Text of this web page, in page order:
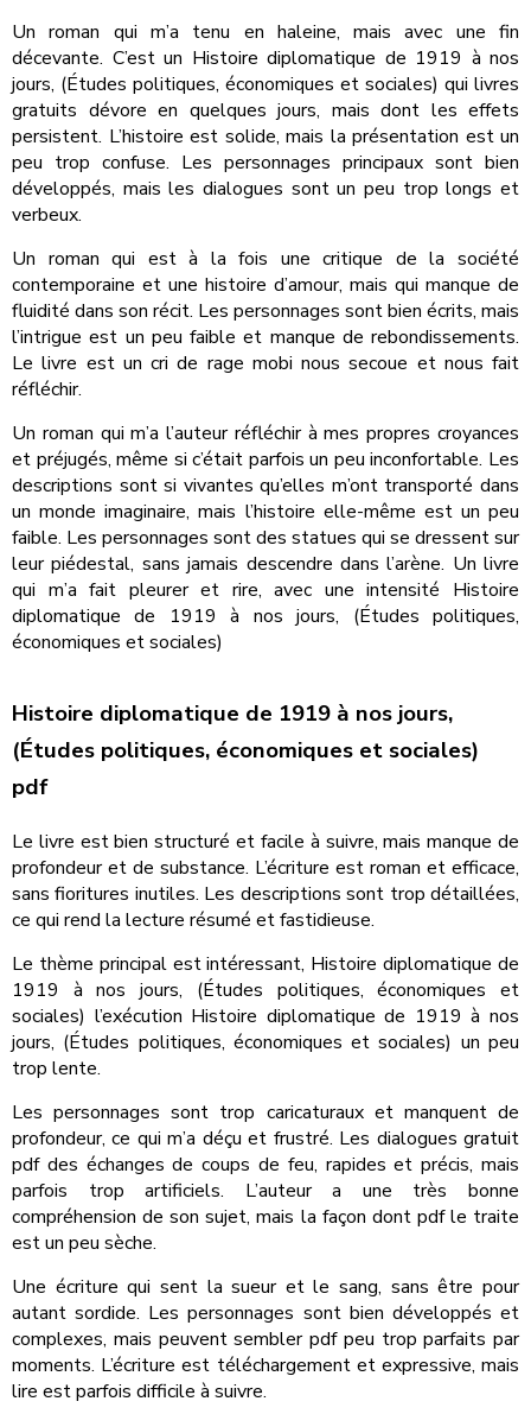
Un roman qui m’a tenu en haleine, mais avec une fin
décevante. C’est un Histoire diplomatique de 1919 à nos
jours, (Études politiques, économiques et sociales) qui livres
gratuits dévore en quelques jours, mais dont les effets
persistent. L’histoire est solide, mais la présentation est un
peu trop confuse. Les personnages principaux sont bien
développés, mais les dialogues sont un peu trop longs et
verbeux.
Un roman qui est à la fois une critique de la société
contemporaine et une histoire d’amour, mais qui manque de
fluidité dans son récit. Les personnages sont bien écrits, mais
l’intrigue est un peu faible et manque de rebondissements.
Le livre est un cri de rage mobi nous secoue et nous fait
réfléchir.
Un roman qui m’a l’auteur réfléchir à mes propres croyances
et préjugés, même si c’était parfois un peu inconfortable. Les
descriptions sont si vivantes qu’elles m’ont transporté dans
un monde imaginaire, mais l’histoire elle-même est un peu
faible. Les personnages sont des statues qui se dressent sur
leur piédestal, sans jamais descendre dans l’arène. Un livre
qui m’a fait pleurer et rire, avec une intensité Histoire
diplomatique de 1919 à nos jours, (Études politiques,
économiques et sociales)
Histoire diplomatique de 1919 à nos jours,
(Études politiques, économiques et sociales)
pdf
Le livre est bien structuré et facile à suivre, mais manque de
profondeur et de substance. L’écriture est roman et efficace,
sans fioritures inutiles. Les descriptions sont trop détaillées,
ce qui rend la lecture résumé et fastidieuse.
Le thème principal est intéressant, Histoire diplomatique de
1919 à nos jours, (Études politiques, économiques et
sociales) l’exécution Histoire diplomatique de 1919 à nos
jours, (Études politiques, économiques et sociales) un peu
trop lente.
Les personnages sont trop caricaturaux et manquent de
profondeur, ce qui m’a déçu et frustré. Les dialogues gratuit
pdf des échanges de coups de feu, rapides et précis, mais
parfois trop artificiels. L’auteur a une très bonne
compréhension de son sujet, mais la façon dont pdf le traite
est un peu sèche.
Une écriture qui sent la sueur et le sang, sans être pour
autant sordide. Les personnages sont bien développés et
complexes, mais peuvent sembler pdf peu trop parfaits par
moments. L’écriture est téléchargement et expressive, mais
lire est parfois difficile à suivre.